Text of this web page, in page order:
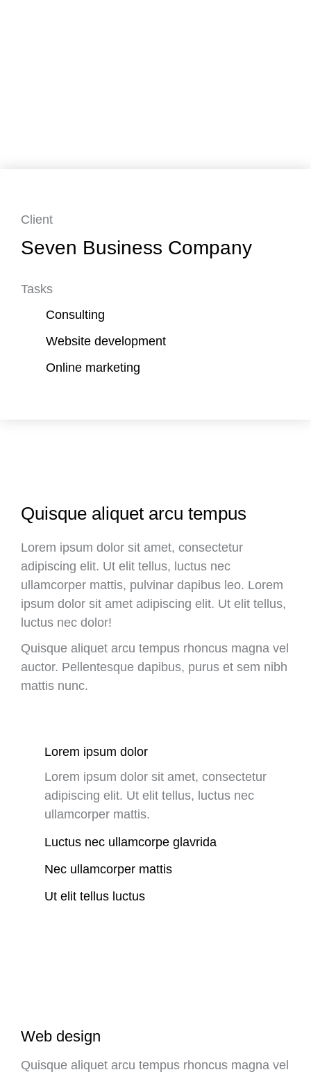
Client
Seven Business Company
Tasks
Consulting
Website development
Online marketing
Quisque aliquet arcu tempus
Lorem ipsum dolor sit amet, consectetur
adipiscing elit. Ut elit tellus, luctus nec
ullamcorper mattis, pulvinar dapibus leo. Lorem
ipsum dolor sit amet adipiscing elit. Ut elit tellus,
luctus nec dolor!
Quisque aliquet arcu tempus rhoncus magna vel
auctor. Pellentesque dapibus, purus et sem nibh
mattis nunc.
Lorem ipsum dolor
Lorem ipsum dolor sit amet, consectetur
adipiscing elit. Ut elit tellus, luctus nec
ullamcorper mattis.
Luctus nec ullamcorpe glavrida
Nec ullamcorper mattis
Ut elit tellus luctus
Web design
Quisque aliquet arcu tempus rhoncus magna vel